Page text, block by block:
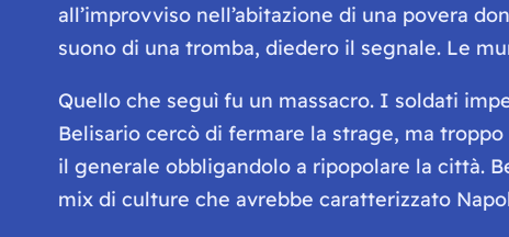
all’improvviso nell’abitazione di una povera
suono di una tromba, diedero il segnale. Le
Quello che seguì fu un massacro. I soldati
Belisario cercò di fermare la strage, ma
il generale obbligandolo a ripopolare la città.
mix di culture che avrebbe caratterizzato